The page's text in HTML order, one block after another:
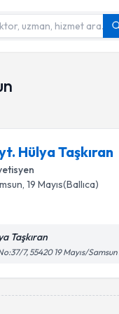
Hülya Taşkıran
,19 Mayıs(Ballıca)
Taşkıran
7, 55420 19 Mayıs/Samsun